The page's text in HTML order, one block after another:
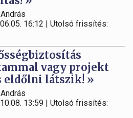
16:12 | Utolsó frissítés:
vagy projekt
eldőlni látszik! »
13:59 | Utolsó frissítés: